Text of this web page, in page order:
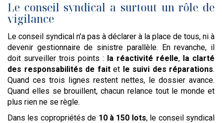
Le conseil syndical a surtout un rôle de
vigilance
Le conseil syndical n'a pas à déclarer à la place de tous, ni à
devenir gestionnaire de sinistre parallèle. En revanche, il
doit surveiller trois points : la réactivité réelle, la clarté
des responsabilités de faitet le suivi des réparations.
Quand ces trois lignes restent nettes, le dossier avance.
Quand elles se brouillent, chacun relance tout le monde et
plus rien ne se règle.
Dans les copropriétés de 10 à 150 lots, le conseil syndical